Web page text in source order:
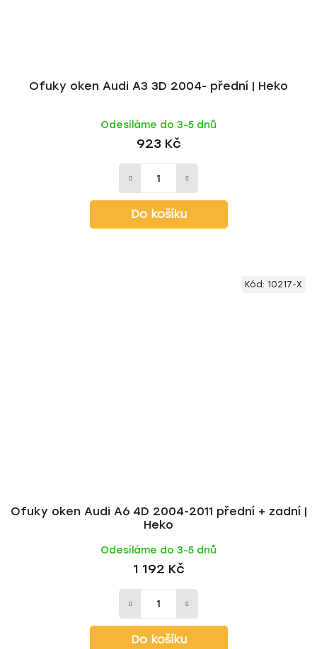
Ofuky oken Audi A3 3D 2004- přední | Heko
Odesíláme do 3-5 dnů
923 Kč
Do košíku
Ofuky oken Audi A6 4D 2004-2011 přední + zadní |
Heko
Odesíláme do 3-5 dnů
1 192 Kč
Do košíku
Kód: 10217-X